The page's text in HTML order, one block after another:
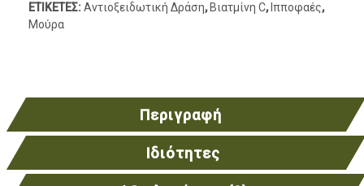
ΕΤΙΚΈΤΕΣ:Αντιοξειδωτική Δράση, Βιατμίνη C, Ιπποφαές,
Μούρα
Περιγραφή
Ιδιότητες